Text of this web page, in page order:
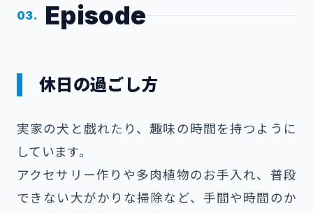
03. Episode
休日の過ごし方
実家の犬と戯れたり、趣味の時間を持つように
しています。
アクセサリー作りや多肉植物のお手入れ、普段
できない大がかりな掃除など、手間や時間のか